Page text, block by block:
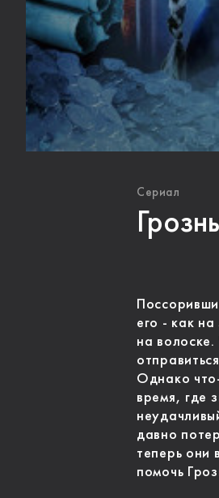
Сериал
его - как
на волоске.
Однако
время, где
давно
теперь они
помочь